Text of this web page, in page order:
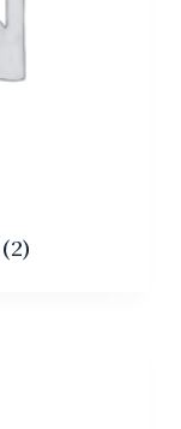
(2)